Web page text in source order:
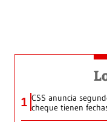
1 CSS anuncia
cheque tienen